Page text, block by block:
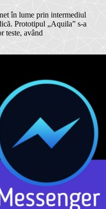
în lume prin intermediul
Prototipul „Aquila” s-a
teste, având